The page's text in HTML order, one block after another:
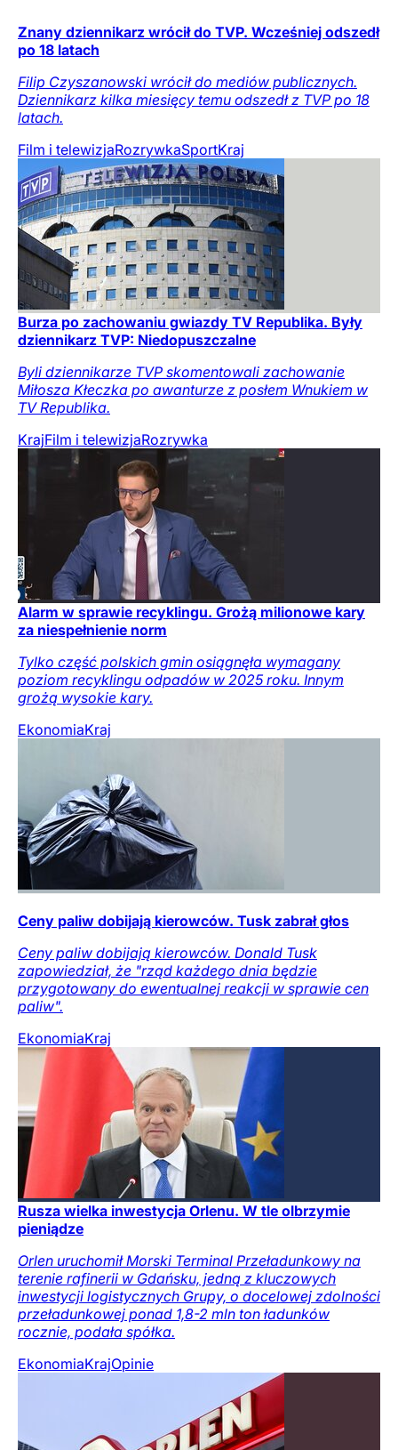
Znany dziennikarz wrócił do TVP. Wcześniej odszedł
po 18 latach
Filip Czyszanowski wrócił do mediów publicznych.
Dziennikarz kilka miesięcy temu odszedł z TVP po 18
latach.
Film i telewizjaRozrywkaSportKraj
Burza po zachowaniu gwiazdy TV Republika. Były
dziennikarz TVP: Niedopuszczalne
Byli dziennikarze TVP skomentowali zachowanie
Miłosza Kłeczka po awanturze z posłem Wnukiem w
TV Republika.
KrajFilm i telewizjaRozrywka
Alarm w sprawie recyklingu. Grożą milionowe kary
za niespełnienie norm
Tylko część polskich gmin osiągnęła wymagany
poziom recyklingu odpadów w 2025 roku. Innym
grożą wysokie kary.
EkonomiaKraj
Ceny paliw dobijają kierowców. Tusk zabrał głos
Ceny paliw dobijają kierowców. Donald Tusk
zapowiedział, że "rząd każdego dnia będzie
przygotowany do ewentualnej reakcji w sprawie cen
paliw".
EkonomiaKraj
Rusza wielka inwestycja Orlenu. W tle olbrzymie
pieniądze
Orlen uruchomił Morski Terminal Przeładunkowy na
terenie rafinerii w Gdańsku, jedną z kluczowych
inwestycji logistycznych Grupy, o docelowej zdolności
przeładunkowej ponad 1,8-2 mln ton ładunków
rocznie, podała spółka.
EkonomiaKrajOpinie